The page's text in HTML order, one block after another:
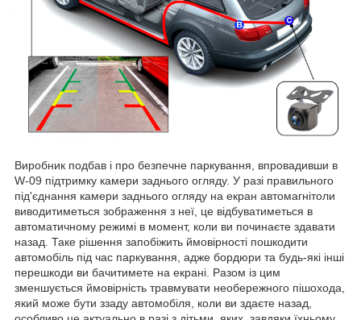
Виробник подбав і про безпечне паркування, впровадивши в
W-09 підтримку камери заднього огляду. У разі правильного
під'єднання камери заднього огляду на екран автомагнітоли
виводитиметься зображення з неї, це відбуватиметься в
автоматичному режимі в момент, коли ви починаєте здавати
назад. Таке рішення запобіжить ймовірності пошкодити
автомобіль під час паркування, адже бордюри та будь-які інші
перешкоди ви бачитимете на екрані. Разом із цим
зменшується ймовірність травмувати необережного пішохода,
який може бути ззаду автомобіля, коли ви здаєте назад,